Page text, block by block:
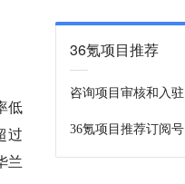
低
过
兰
36氪项目推荐
咨询项目审核和入驻
36氪项目推荐订阅号